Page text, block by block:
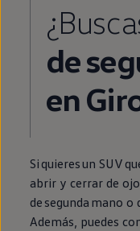
de
en
Si quieres un SUV
abrir y cerrar de
desegunda mano o
Además, puedes